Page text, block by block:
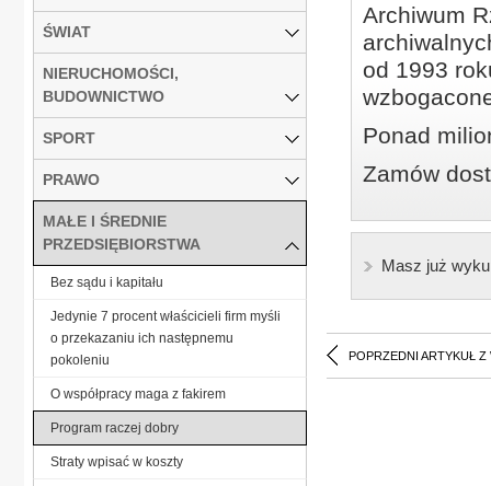
Archiwum
od 1993
Ponad
Zamów
Masz już
POPRZEDNI ARTYKUŁ Z
ŚWIAT
NIERUCHOMOŚCI,
BUDOWNICTWO
SPORT
PRAWO
MAŁE I ŚREDNIE
PRZEDSIĘBIORSTWA
Bez sądu i kapitału
Jedynie 7 procent właścicieli firm myśli
o przekazaniu ich następnemu
pokoleniu
O współpracy maga z fakirem
Program raczej dobry
Straty wpisać w koszty